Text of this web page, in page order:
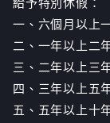
給予特別休假：
一、六個月以上
二、一年以上二
三、二年以上三
四、三年以上五
五、五年以上十